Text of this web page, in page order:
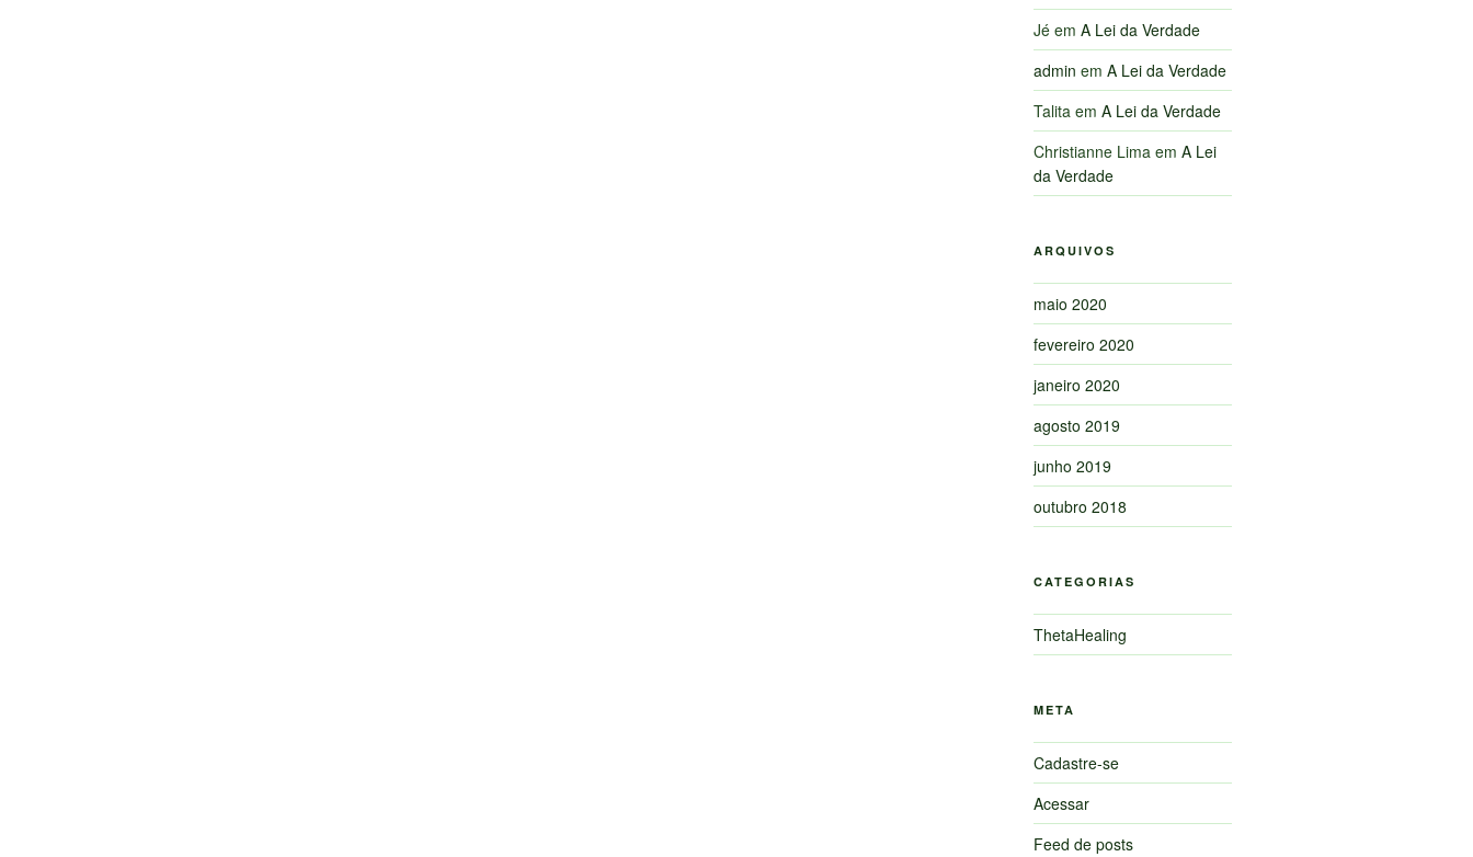
Jé emA Lei da Verdade
admin emA Lei da Verdade
Talita emA Lei da Verdade
Christianne Lima emA Lei
da Verdade
ARQUIVOS
maio 2020
fevereiro 2020
janeiro 2020
agosto 2019
junho 2019
outubro 2018
CATEGORIAS
ThetaHealing
META
Cadastre-se
Acessar
Feed de posts